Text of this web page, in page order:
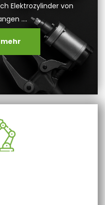
Elektrozylinder von
….